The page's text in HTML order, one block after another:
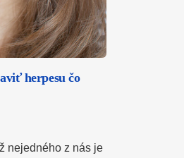
herpesu čo
nejedného z nás je